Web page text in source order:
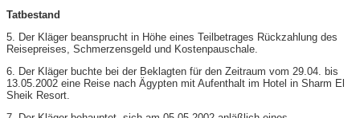
Tatbestand
5. Der Kläger beansprucht in Höhe eines Teilbetrages Rückzahlung des
Reisepreises, Schmerzensgeld und Kostenpauschale.
6. Der Kläger buchte bei der Beklagten für den Zeitraum vom 29.04. bis
13.05.2002 eine Reise nach Ägypten mit Aufenthalt im Hotel in Sharm El
Sheik Resort.